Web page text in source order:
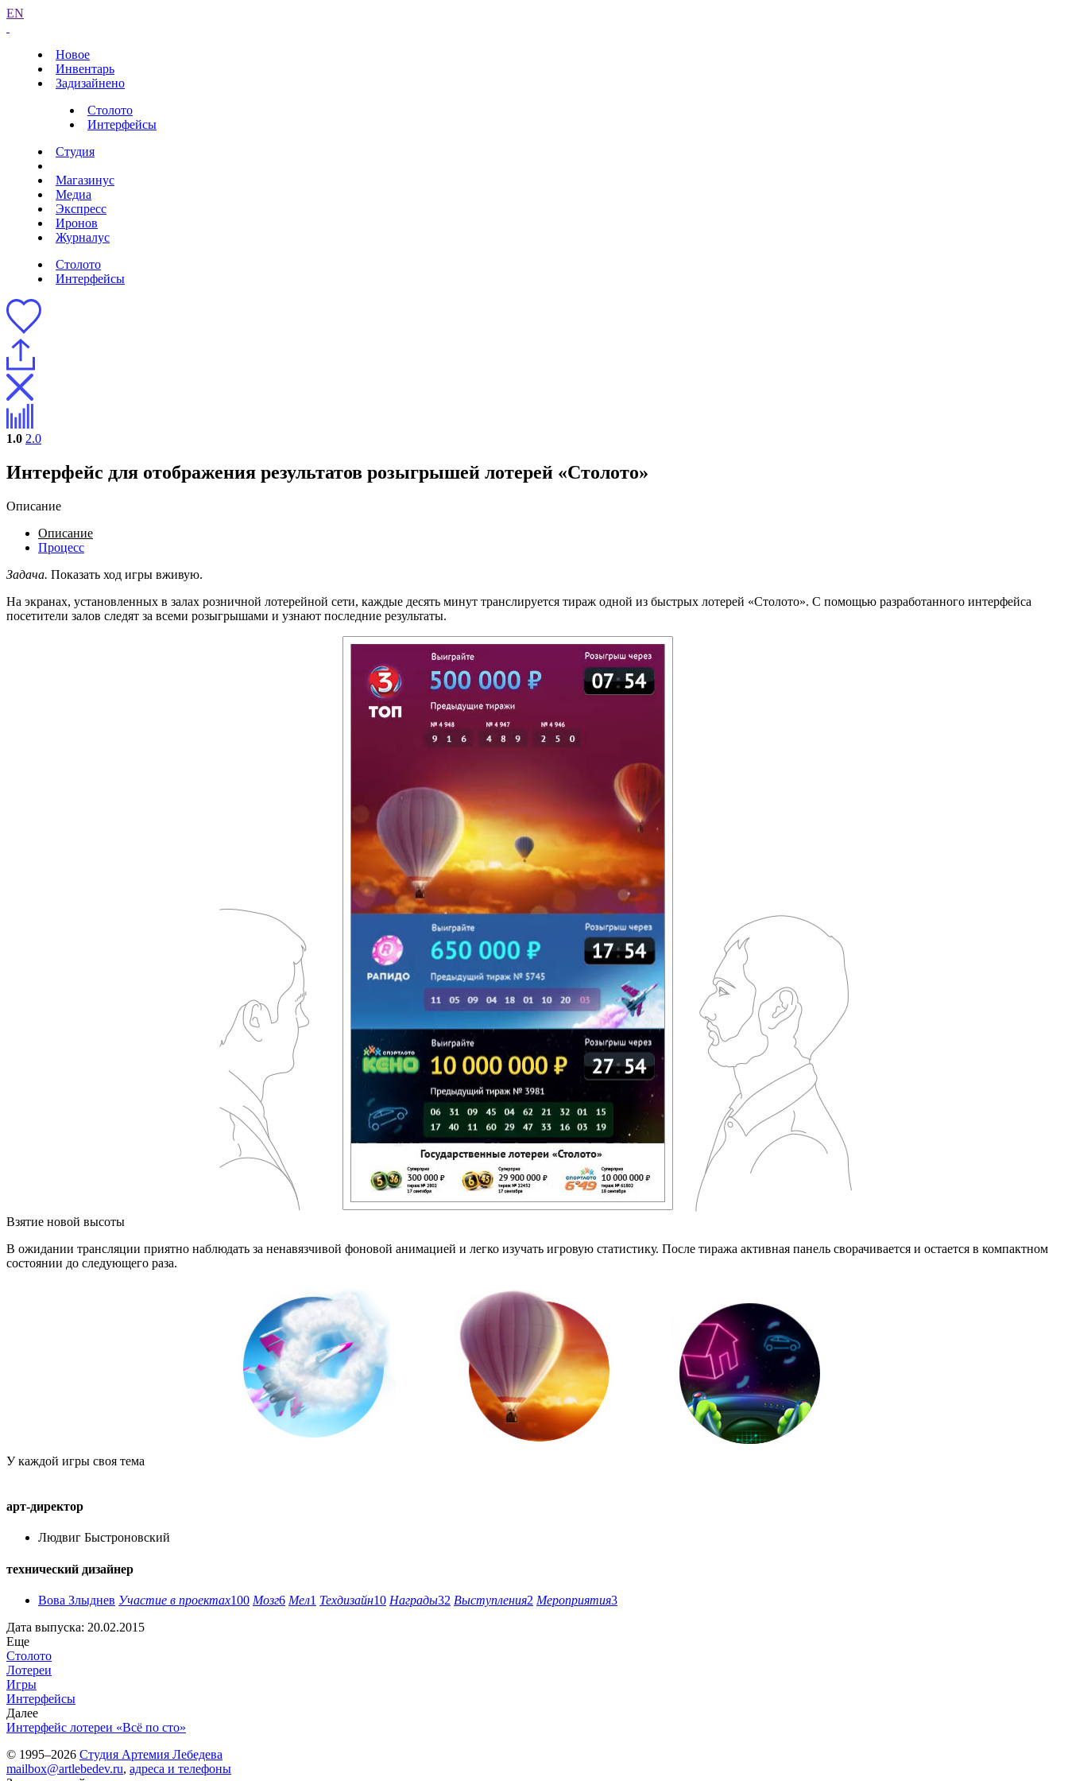
EN
Новое
Инвентарь
Задизайнено
Столото
Интерфейсы
Студия
Магазинус
Медиа
Экспресс
Иронов
Журналус
Столото
Интерфейсы
1.0 2.0
Интерфейс для отображения результатов розыгрышей лотерей «Столото»
Описание
Описание
Процесс
Задача. Показать ход игры вживую.
На экранах, установленных в залах розничной лотерейной сети, каждые десять минут транслируется тираж одной из быстрых лотерей «Столото». С помощью разработанного интерфейса
посетители залов следят за всеми розыгрышами и узнают последние результаты.
Взятие новой высоты
В ожидании трансляции приятно наблюдать за ненавязчивой фоновой анимацией и легко изучать игровую статистику. После тиража активная панель сворачивается и остается в компактном
состоянии до следующего раза.
У каждой игры своя тема
арт-директор
Людвиг Быстроновский
технический дизайнер
Вова Злыднев Участие в проектах100 Мозг6 Мел1 Техдизайн10 Награды32 Выступления2 Мероприятия3
Дата выпуска: 20.02.2015
Еще
Столото
Лотереи
Игры
Интерфейсы
Далее
Интерфейс лотереи «Всё по сто»
© 1995–2026 Студия Артемия Лебедева
mailbox@artlebedev.ru, адреса и телефоны